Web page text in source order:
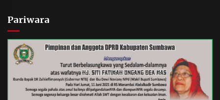
Pariwara